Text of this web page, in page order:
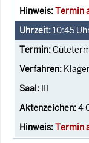
Termin
10:45
III
4
Termin